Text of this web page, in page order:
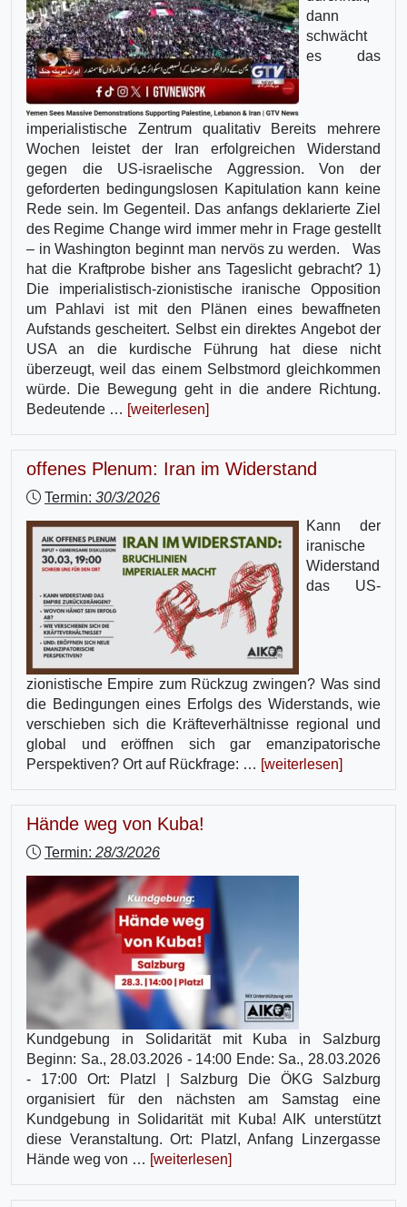
dann
schwächt
es das
imperialistische Zentrum qualitativ Bereits mehrere
Wochen leistet der Iran erfolgreichen Widerstand
gegen die US-israelische Aggression. Von der
geforderten bedingungslosen Kapitulation kann keine
Rede sein. Im Gegenteil. Das anfangs deklarierte Ziel
des Regime Change wird immer mehr in Frage gestellt
– in Washington beginnt man nervös zu werden. Was
hat die Kraftprobe bisher ans Tageslicht gebracht? 1)
Die imperialistisch-zionistische iranische Opposition
um Pahlavi ist mit den Plänen eines bewaffneten
Aufstands gescheitert. Selbst ein direktes Angebot der
USA an die kurdische Führung hat diese nicht
überzeugt, weil das einem Selbstmord gleichkommen
würde. Die Bewegung geht in die andere Richtung.
Bedeutende … [weiterlesen]
offenes Plenum: Iran im Widerstand
Termin: 30/3/2026
Kann der
iranische
Widerstand
das US-
zionistische Empire zum Rückzug zwingen? Was sind
die Bedingungen eines Erfolgs des Widerstands, wie
verschieben sich die Kräfteverhältnisse regional und
global und eröffnen sich gar emanzipatorische
Perspektiven? Ort auf Rückfrage: … [weiterlesen]
Hände weg von Kuba!
Termin: 28/3/2026
Kundgebung in Solidarität mit Kuba in Salzburg
Beginn: Sa., 28.03.2026 - 14:00 Ende: Sa., 28.03.2026
- 17:00 Ort: Platzl | Salzburg Die ÖKG Salzburg
organisiert für den nächsten am Samstag eine
Kundgebung in Solidarität mit Kuba! AIK unterstützt
diese Veranstaltung. Ort: Platzl, Anfang Linzergasse
Hände weg von … [weiterlesen]